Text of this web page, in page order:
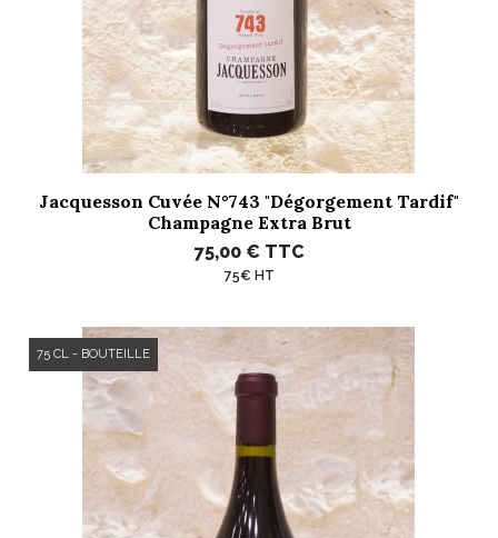
Jacquesson Cuvée N°743 "Dégorgement Tardif"
Champagne Extra Brut
75,00 € TTC
75€ HT
75 CL - BOUTEILLE